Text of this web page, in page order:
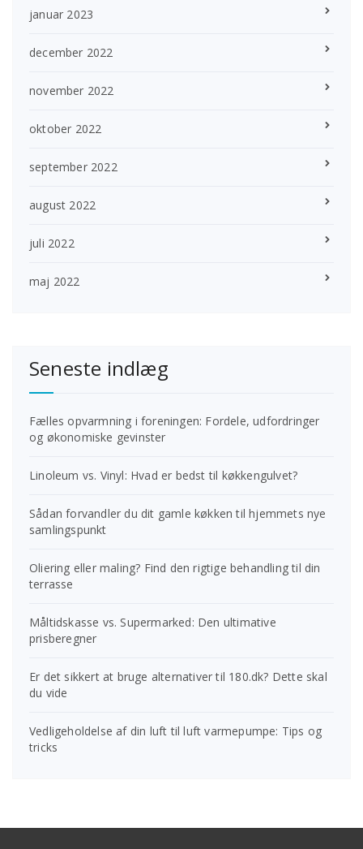
januar 2023
december 2022
november 2022
oktober 2022
september 2022
august 2022
juli 2022
maj 2022
Seneste indlæg
Fælles opvarmning i foreningen: Fordele, udfordringer
og økonomiske gevinster
Linoleum vs. Vinyl: Hvad er bedst til køkkengulvet?
Sådan forvandler du dit gamle køkken til hjemmets nye
samlingspunkt
Oliering eller maling? Find den rigtige behandling til din
terrasse
Måltidskasse vs. Supermarked: Den ultimative
prisberegner
Er det sikkert at bruge alternativer til 180.dk? Dette skal
du vide
Vedligeholdelse af din luft til luft varmepumpe: Tips og
tricks